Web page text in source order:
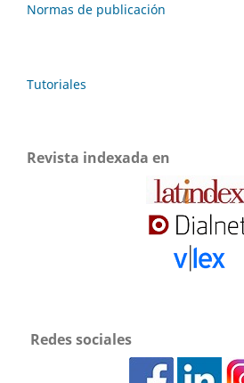
Normas de publicación
Tutoriales
Revista indexada en
Redes sociales